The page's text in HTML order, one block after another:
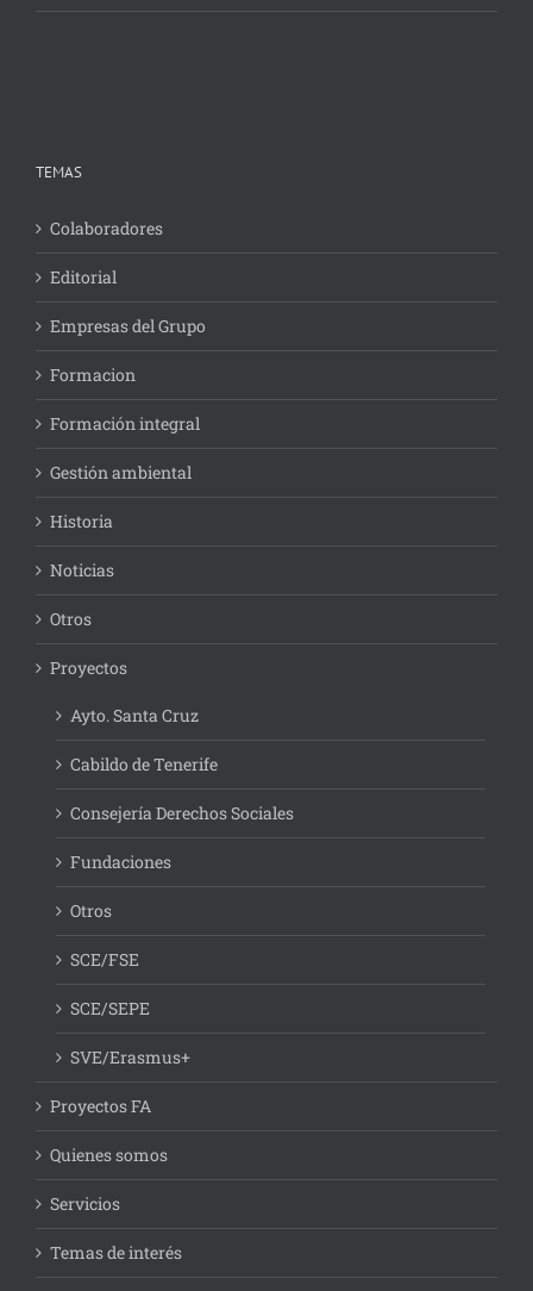
TEMAS
Colaboradores
Editorial
Empresas del Grupo
Formacion
Formación integral
Gestión ambiental
Historia
Noticias
Otros
Proyectos
Ayto. Santa Cruz
Cabildo de Tenerife
Consejería Derechos Sociales
Fundaciones
Otros
SCE/FSE
SCE/SEPE
SVE/Erasmus+
Proyectos FA
Quienes somos
Servicios
Temas de interés